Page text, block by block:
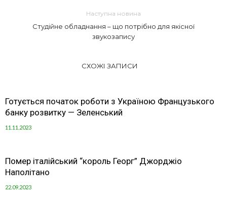
Наступна новина
Студійне обладнання – що потрібно для якісної
звукозапису
СХОЖІ ЗАПИСИ
Готується початок роботи з Україною Французького
банку розвитку — Зеленський
11.11.2023
Помер італійський “король Георг” Джорджіо
Наполітано
22.09.2023